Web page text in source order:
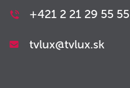
+421 2 21 29 55 55
tvlux@tvlux.sk